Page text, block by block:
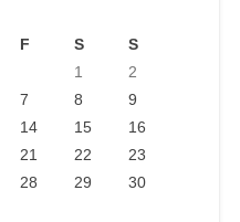
F S
S
1
2
7 8
9
14 15
16
21 22
23
28 29
30